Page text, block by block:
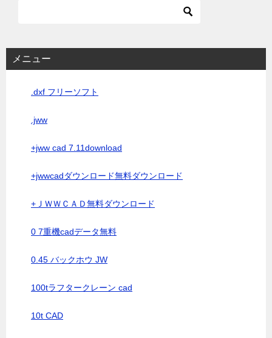
メニュー
.dxf フリーソフト
.jww
+jww cad 7.11download
+jwwcadダウンロード無料ダウンロード
+ＪＷＷＣＡＤ無料ダウンロード
0 7重機cadデータ無料
0.45 バックホウ JW
100tラフタークレーン cad
10t CAD